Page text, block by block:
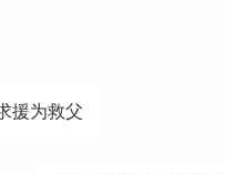
援为救父